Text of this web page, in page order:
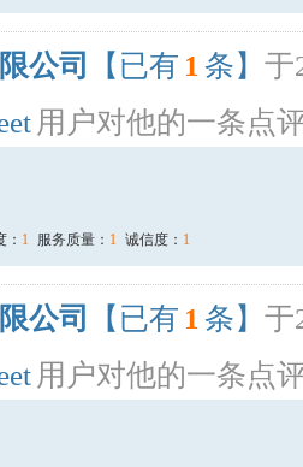
公司 【已有 1 条】 于
用户对他的一条点
： 1 服务质量： 1 诚信度： 1
公司 【已有 1 条】 于
用户对他的一条点